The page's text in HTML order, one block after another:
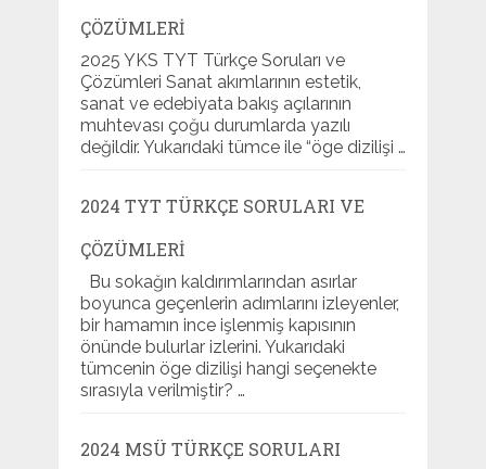
ÇÖZÜMLERI
2025 YKS TYT Türkçe Soruları ve
Çözümleri Sanat akımlarının estetik,
sanat ve edebiyata bakış açılarının
muhtevası çoğu durumlarda yazılı
değildir. Yukarıdaki tümce ile “öge dizilişi …
2024 TYT TÜRKÇE SORULARI VE
ÇÖZÜMLERI
Bu sokağın kaldırımlarından asırlar
boyunca geçenlerin adımlarını izleyenler,
bir hamamın ince işlenmiş kapısının
önünde bulurlar izlerini. Yukarıdaki
tümcenin öge dizilişi hangi seçenekte
sırasıyla verilmiştir? …
2024 MSÜ TÜRKÇE SORULARI